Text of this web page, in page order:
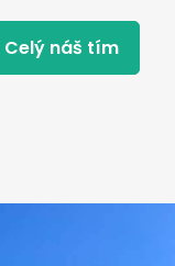
Celý náš tím